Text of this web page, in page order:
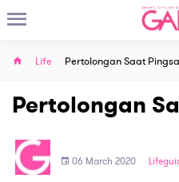
Life Pertolongan Saat
Pertolongan
06 March 2020